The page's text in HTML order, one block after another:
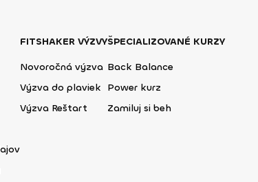
FITSHAKER VÝZVY
Novoročná výzva
Výzva do plaviek
Výzva Reštart
ŠPECIALIZOVANÉ KURZY
Back Balance
Power kurz
Zamiluj si beh